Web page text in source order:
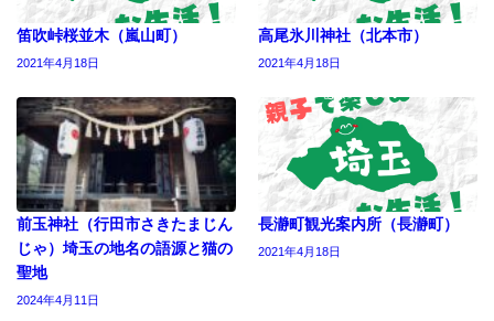
笛吹峠桜並木（嵐山町）
2021年4月18日
高尾氷川神社（北本市）
2021年4月18日
前玉神社（行田市さきたまじん
じゃ）埼玉の地名の語源と猫の
聖地
2024年4月11日
長瀞町観光案内所（長瀞町）
2021年4月18日